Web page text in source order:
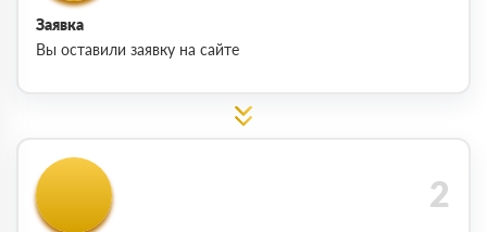
Заявка
Вы оставили заявку на сайте